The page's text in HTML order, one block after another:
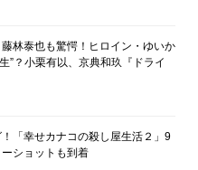
藤林泰也も驚愕！ヒロイン・ゆいか
”？小栗有以、京典和玖『ドライ
「幸せカナコの殺し屋生活２」9
ショットも到着